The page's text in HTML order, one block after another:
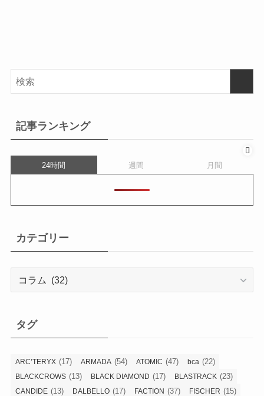
記事ランキング
24時間 週間 月間
カテゴリー
ー
タグ
ARC’TERYX (17) ARMADA (54) ATOMIC (47) bca (22)
BLACKCROWS (13) BLACK DIAMOND (17) BLASTRACK (23)
CANDIDE (13) DALBELLO (17) FACTION (37) FISCHER (15)